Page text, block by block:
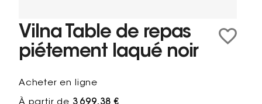
Vilna Table de repas
piétement laqué noir
Acheter en ligne